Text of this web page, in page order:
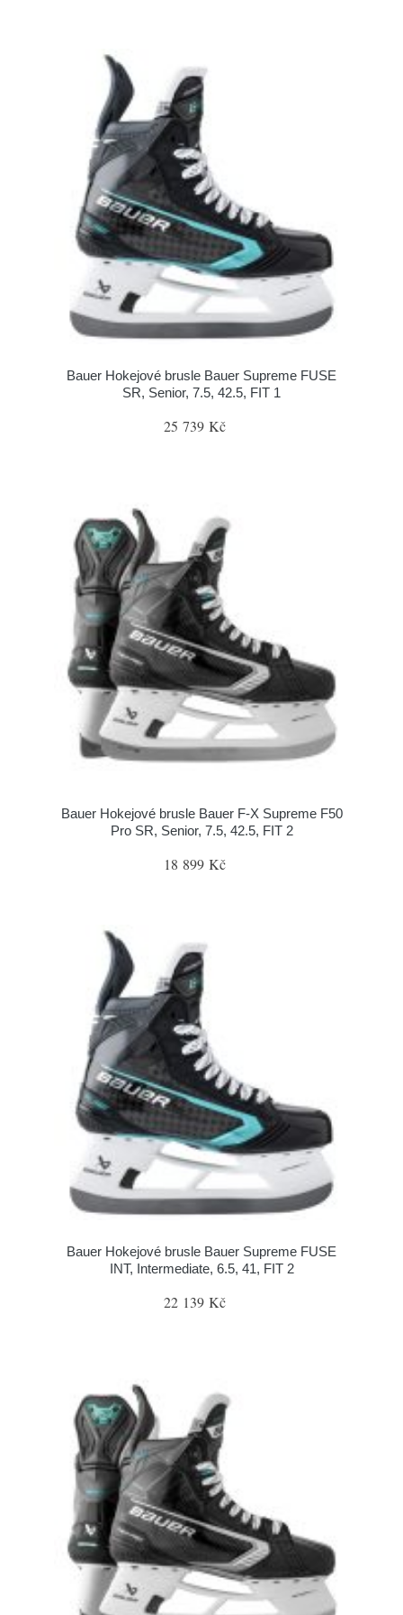
Bauer Hokejové brusle Bauer Supreme FUSE
SR, Senior, 7.5, 42.5, FIT 1
25 739 Kč
Bauer Hokejové brusle Bauer F-X Supreme F50
Pro SR, Senior, 7.5, 42.5, FIT 2
18 899 Kč
Bauer Hokejové brusle Bauer Supreme FUSE
INT, Intermediate, 6.5, 41, FIT 2
22 139 Kč